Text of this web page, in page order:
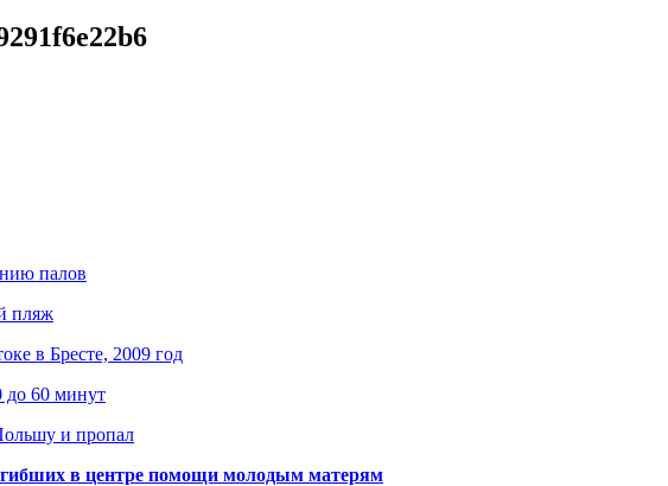
палов
пляж
в Бресте, 2009 год
до 60 минут
и пропал
в центре помощи молодым матерям